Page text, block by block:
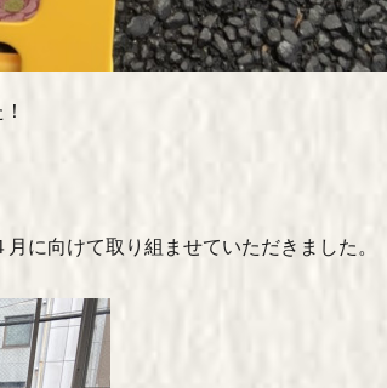
に向けて取り組ませていただきました。